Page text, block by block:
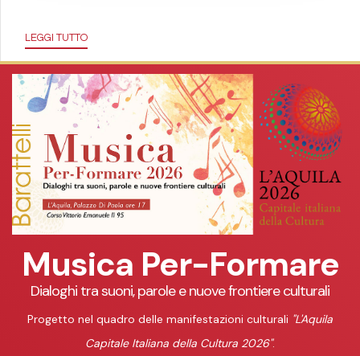
LEGGI TUTTO
Musica Per-Formare
Dialoghi tra suoni, parole e nuove frontiere culturali
Progetto nel quadro delle manifestazioni culturali "L'Aquila
Capitale Italiana della Cultura 2026".